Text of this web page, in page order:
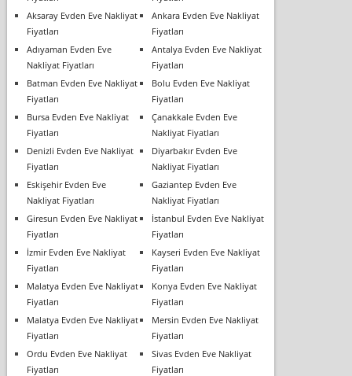
Aksaray Evden Eve Nakliyat
Fiyatları
Ankara Evden Eve Nakliyat
Fiyatları
Adıyaman Evden Eve
Nakliyat Fiyatları
Antalya Evden Eve Nakliyat
Fiyatları
Batman Evden Eve Nakliyat
Fiyatları
Bolu Evden Eve Nakliyat
Fiyatları
Bursa Evden Eve Nakliyat
Fiyatları
Çanakkale Evden Eve
Nakliyat Fiyatları
Denizli Evden Eve Nakliyat
Fiyatları
Diyarbakır Evden Eve
Nakliyat Fiyatları
Eskişehir Evden Eve
Nakliyat Fiyatları
Gaziantep Evden Eve
Nakliyat Fiyatları
Giresun Evden Eve Nakliyat
Fiyatları
İstanbul Evden Eve Nakliyat
Fiyatları
İzmir Evden Eve Nakliyat
Fiyatları
Kayseri Evden Eve Nakliyat
Fiyatları
Malatya Evden Eve Nakliyat
Fiyatları
Konya Evden Eve Nakliyat
Fiyatları
Malatya Evden Eve Nakliyat
Fiyatları
Mersin Evden Eve Nakliyat
Fiyatları
Ordu Evden Eve Nakliyat
Fiyatları
Sivas Evden Eve Nakliyat
Fiyatları